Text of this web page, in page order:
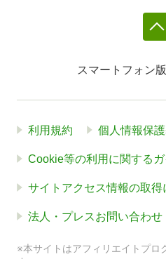
スマートフォン版
利用規約 個人情報保
Cookie等の利用に関する
サイトアクセス情報の取得
法人・プレスお問い合わせ
※本サイトはアフィリエイトプロ